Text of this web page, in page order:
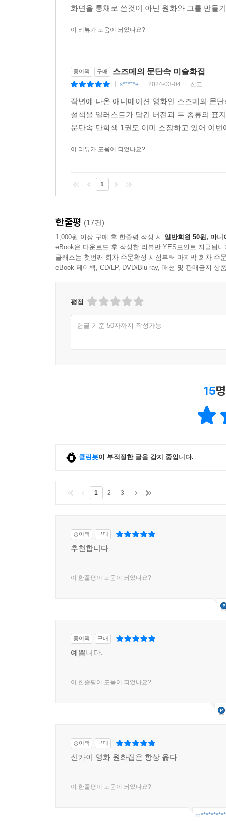
화면을 통채로 쓴것이 아닌 원화와 그를 만들
이 리뷰가 도움이 되었나요?
종이책 구매 스즈메의 문단속 미술화집
s*****e 2024-03-04 신고
작년에 나온 애니메이션 영화인 스즈메의 문
설책을 일러스트가 담긴 버전과 두 종류의 표
문단속 만화책 1권도 이미 소장하고 있어 이
이 리뷰가 도움이 되었나요?
1
한줄평 (17건)
1,000원 이상 구매 후 한줄평 작성 시 일반회원 50원, 마니
eBook은 다운로드 후 작성한 리뷰만 YES포인트 지급됩니
클래스는 첫번째 회차 주문확정 시점부터 마지막 회차 주
eBook 페이백, CD/LP, DVD/Blu-ray, 패션 및 판매금지 상
평점
한글 기준 50자까지 작성가능
15
클린봇이 부적절한 글을 감지 중입니다.
1 2 3
종이책 구매
추천합니다
이 한줄평이 도움이 되었나요?
종이책 구매
예쁩니다.
이 한줄평이 도움이 되었나요?
종이책 구매
신카이 영화 원화집은 항상 옳다
이 한줄평이 도움이 되었나요?